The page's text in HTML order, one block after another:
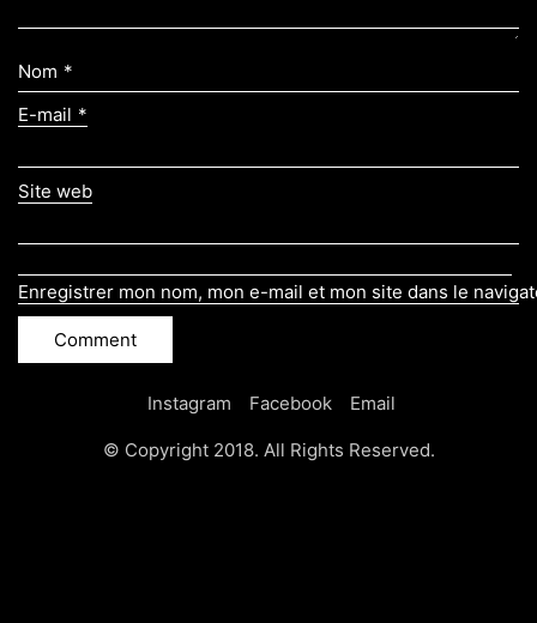
Nom *
E-mail *
Site web
Enregistrer mon nom, mon e-mail et mon site dans le
Instagram Facebook Email
© Copyright 2018. All Rights Reserved.